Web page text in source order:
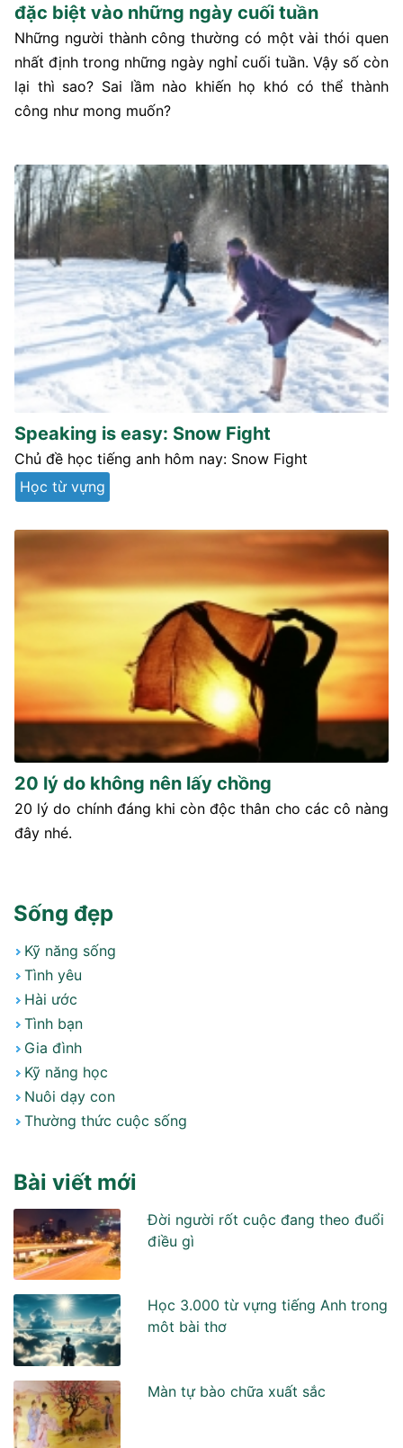
đặc biệt vào những ngày cuối tuần
Những người thành công thường có một vài thói quen
nhất định trong những ngày nghỉ cuối tuần. Vậy số còn
lại thì sao? Sai lầm nào khiến họ khó có thể thành
công như mong muốn?
Speaking is easy: Snow Fight
Chủ đề học tiếng anh hôm nay: Snow Fight
Học từ vựng
20 lý do không nên lấy chồng
20 lý do chính đáng khi còn độc thân cho các cô nàng
đây nhé.
Sống đẹp
Kỹ năng sống
Tình yêu
Hài ước
Tình bạn
Gia đình
Kỹ năng học
Nuôi dạy con
Thường thức cuộc sống
Bài viết mới
Đời người rốt cuộc đang theo đuổi
điều gì
Học 3.000 từ vựng tiếng Anh trong
môt bài thơ
Màn tự bào chữa xuất sắc